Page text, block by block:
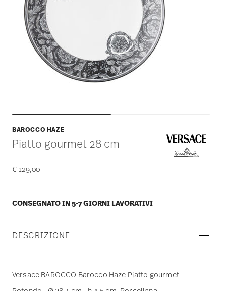
BAROCCO HAZE
Piatto gourmet 28 cm
€ 129,00
CONSEGNATO IN 5-7 GIORNI LAVORATIVI
DESCRIZIONE
Versace BAROCCO Barocco Haze Piatto gourmet -